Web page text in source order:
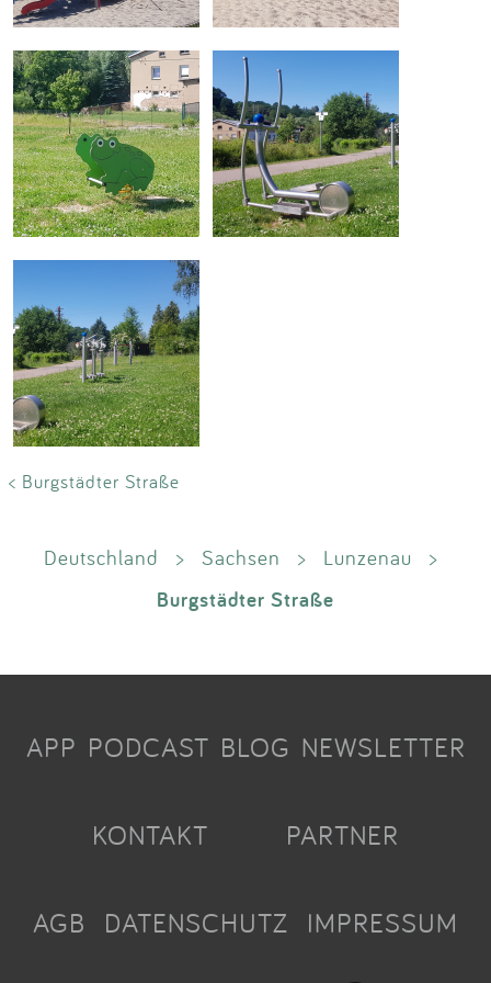
< Burgstädter Straße
Deutschland > Sachsen > Lunzenau >
Burgstädter Straße
APP PODCAST BLOG NEWSLETTER
KONTAKT PARTNER
AGB DATENSCHUTZ IMPRESSUM